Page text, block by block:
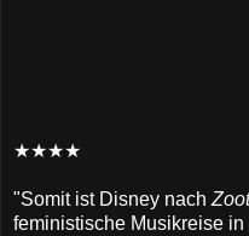
★★★★
"Somit ist Disney nach
feministische Musikreise